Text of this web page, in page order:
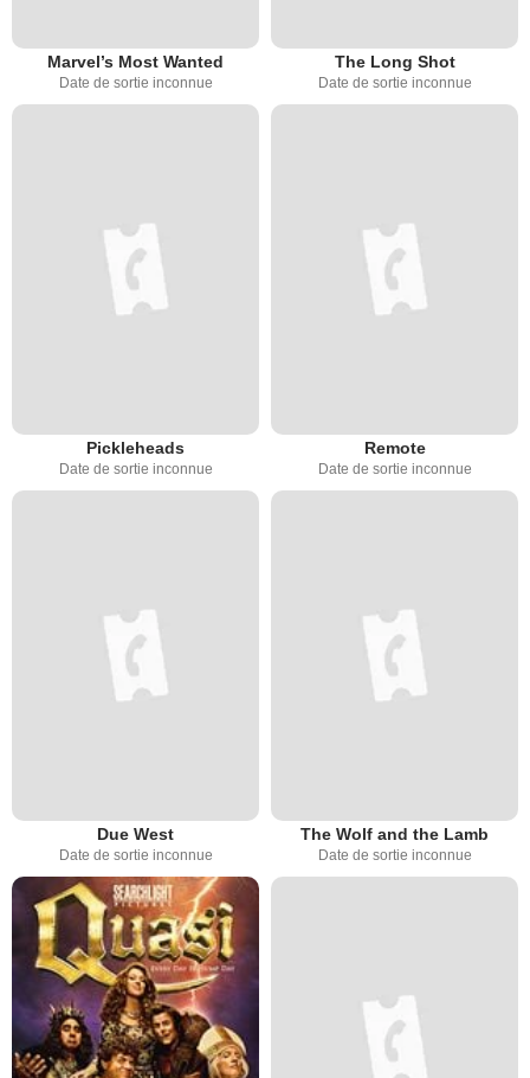
Marvel’s Most Wanted
Date de sortie inconnue
The Long Shot
Date de sortie inconnue
Pickleheads
Date de sortie inconnue
Remote
Date de sortie inconnue
Due West
Date de sortie inconnue
The Wolf and the Lamb
Date de sortie inconnue